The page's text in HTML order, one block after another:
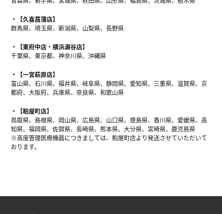
【久喜菖蒲店】
群馬県、埼玉県、新潟県、山梨県、長野県
【東府中店・横浜瀬谷店】
千葉県、東京都、神奈川県、沖縄県
【一宮萩原店】
富山県、石川県、福井県、岐阜県、静岡県、愛知県、三重県、滋賀県、京
都府、大阪府、兵庫県、奈良県、和歌山県
【粕屋町店】
鳥取県、島根県、岡山県、広島県、山口県、徳島県、香川県、愛媛県、高
知県、福岡県、佐賀県、長崎県、熊本県、大分県、宮崎県、鹿児島県
※高度管理医療機器につきましては、粕屋町店より発送させていただいて
おります。